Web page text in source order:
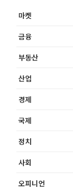
마켓
금융
부동산
산업
경제
국제
정치
사회
오피니언